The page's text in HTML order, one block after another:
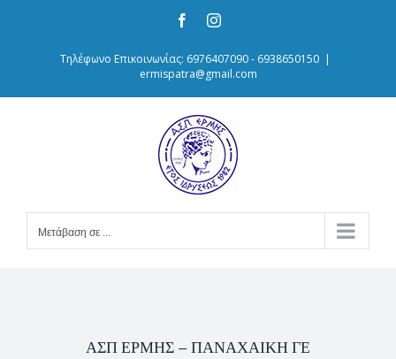
FacebookInstagram
Τηλέφωνο Επικοινωνίας: 6976407090 - 6938650150 |
ermispatra@gmail.com
Μετάβαση σε ...
ΑΣΠ ΕΡΜΗΣ – ΠΑΝΑΧΑΙΚΗ ΓΕ